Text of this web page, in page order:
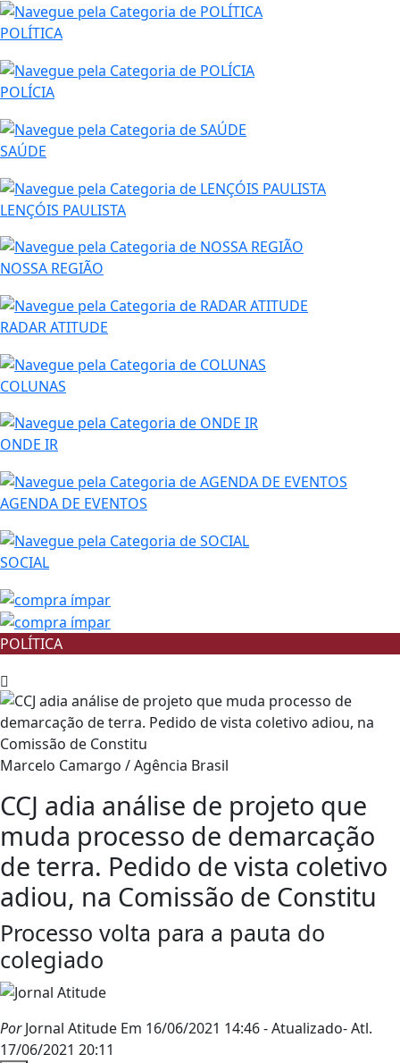
POLÍTICA
POLÍCIA
SAÚDE
LENÇÓIS PAULISTA
NOSSA REGIÃO
RADAR ATITUDE
COLUNAS
ONDE IR
AGENDA DE EVENTOS
SOCIAL
POLÍTICA
Marcelo Camargo / Agência Brasil
CCJ adia análise de projeto que
muda processo de demarcação
de terra. Pedido de vista coletivo
adiou, na Comissão de Constitu
Processo volta para a pauta do
colegiado
PorJornal Atitude Em 16/06/2021 14:46- Atualizado- Atl.
17/06/2021 20:11